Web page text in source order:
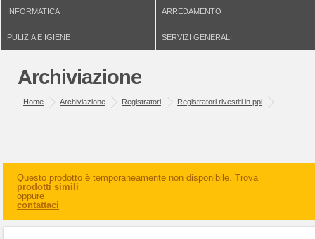
INFORMATICA ARREDAMENTO
PULIZIA E IGIENE SERVIZI GENERALI
Archiviazione
Home Archiviazione Registratori Registratori rivestiti in ppl
Questo prodotto è temporaneamente non disponibile. Trova
prodotti simili
oppure
contattaci